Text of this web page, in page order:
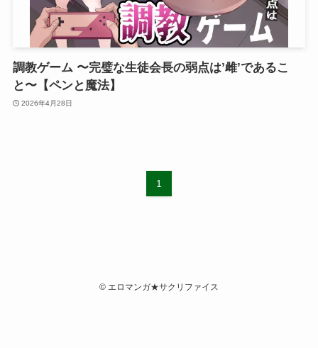
調教ゲーム 〜完璧な生徒会長の弱点は’雌’であるこ
と〜【ペンと魔法】
2026年4月28日
1
© エロマンガ★サクリファイス